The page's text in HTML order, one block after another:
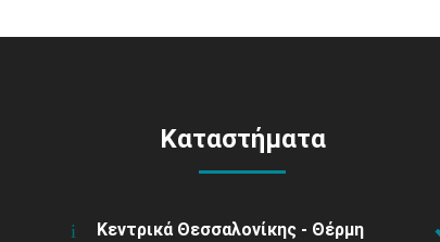
Καταστήματα
Κεντρικά Θεσσαλονίκης - Θέρμη